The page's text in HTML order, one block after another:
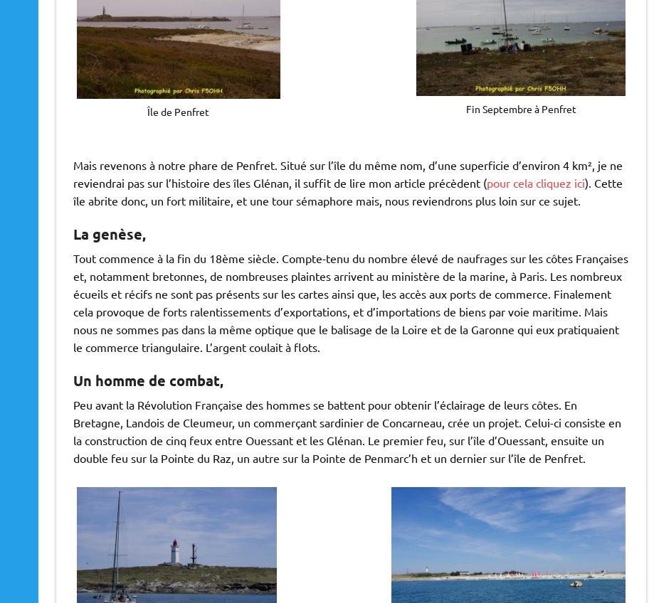
Fin Septembre à Penfret
Île de Penfret
Mais revenons à notre phare de Penfret. Situé sur l’île du même nom, d’une superficie d’environ 4 km², je ne
reviendrai pas sur l’histoire des îles Glénan, il suffit de lire mon article précèdent (pour cela cliquez ici). Cette
île abrite donc, un fort militaire, et une tour sémaphore mais, nous reviendrons plus loin sur ce sujet.
La genèse,
Tout commence à la fin du 18ème siècle. Compte-tenu du nombre élevé de naufrages sur les côtes Françaises
et, notamment bretonnes, de nombreuses plaintes arrivent au ministère de la marine, à Paris. Les nombreux
écueils et récifs ne sont pas présents sur les cartes ainsi que, les accès aux ports de commerce. Finalement
cela provoque de forts ralentissements d’exportations, et d’importations de biens par voie maritime. Mais
nous ne sommes pas dans la même optique que le balisage de la Loire et de la Garonne qui eux pratiquaient
le commerce triangulaire. L’argent coulait à flots.
Un homme de combat,
Peu avant la Révolution Française des hommes se battent pour obtenir l’éclairage de leurs côtes. En
Bretagne, Landois de Cleumeur, un commerçant sardinier de Concarneau, crée un projet. Celui-ci consiste en
la construction de cinq feux entre Ouessant et les Glénan. Le premier feu, sur l’île d’Ouessant, ensuite un
double feu sur la Pointe du Raz, un autre sur la Pointe de Penmarc’h et un dernier sur l’île de Penfret.